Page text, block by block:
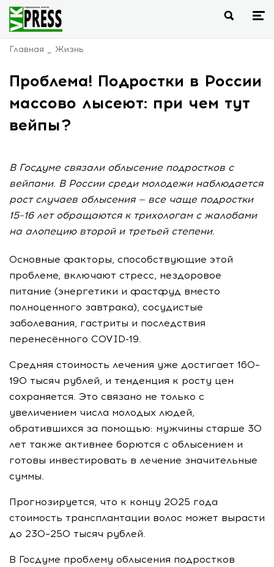
Главная Жизнь
Проблема! Подростки в России
массово лысеют: при чем тут
вейпы?
В Госдуме связали облысение подростков с
вейпами. В России среди молодежи наблюдается
рост случаев облысения — все чаще подростки
15–16 лет обращаются к трихологам с жалобами
на алопецию второй и третьей степени.
Основные факторы, способствующие этой
проблеме, включают стресс, нездоровое
питание (энергетики и фастфуд вместо
полноценного завтрака), сосудистые
заболевания, гастриты и последствия
перенесённого COVID-19.
Средняя стоимость лечения уже достигает 160–
190 тысяч рублей, и тенденция к росту цен
сохраняется. Это связано не только с
увеличением числа молодых людей,
обратившихся за помощью: мужчины старше 30
лет также активнее борются с облысением и
готовы инвестировать в лечение значительные
суммы.
Прогнозируется, что к концу 2025 года
стоимость трансплантации волос может вырасти
до 230–250 тысяч рублей.
В Госдуме проблему облысения подростков